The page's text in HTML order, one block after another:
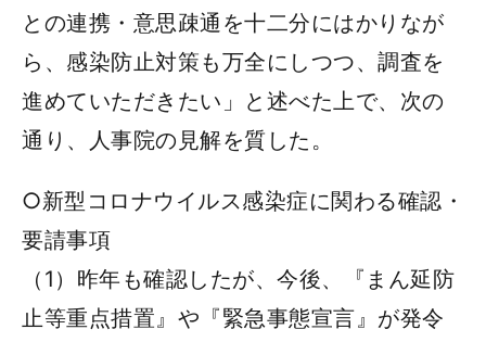
との連携・意思疎通を十二分にはかりなが
ら、感染防止対策も万全にしつつ、調査を
進めていただきたい」と述べた上で、次の
通り、人事院の見解を質した。
○新型コロナウイルス感染症に関わる確認・
要請事項
（1）昨年も確認したが、今後、『まん延防
止等重点措置』や『緊急事態宣言』が発令